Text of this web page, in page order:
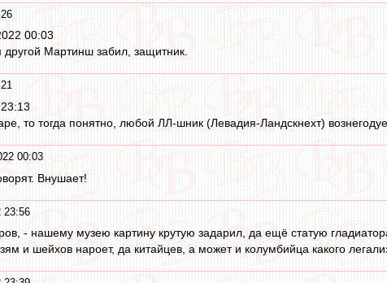
00:03
другой Мартинш забил, защитник.
то тогда понятно, любой ЛЛ-шник (Левадия-Ландскнехт)
00:03
Внушает!
23:56
- нашему музею картину крутую задарил, да ещё статую
и шейхов нароет, да китайцев, а может и колумбийца какого